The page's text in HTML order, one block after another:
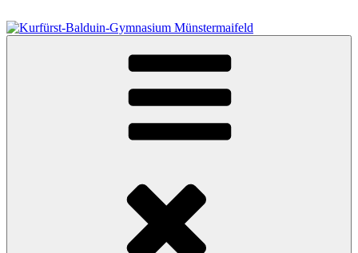
Inhalt
springen
Kurfürst-Balduin-Gymnasium Münstermaifeld